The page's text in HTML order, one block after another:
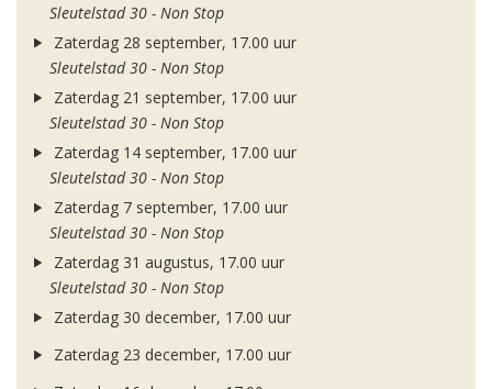
Sleutelstad 30 - Non Stop
Zaterdag 28 september, 17.00 uur
Sleutelstad 30 - Non Stop
Zaterdag 21 september, 17.00 uur
Sleutelstad 30 - Non Stop
Zaterdag 14 september, 17.00 uur
Sleutelstad 30 - Non Stop
Zaterdag 7 september, 17.00 uur
Sleutelstad 30 - Non Stop
Zaterdag 31 augustus, 17.00 uur
Sleutelstad 30 - Non Stop
Zaterdag 30 december, 17.00 uur
Zaterdag 23 december, 17.00 uur